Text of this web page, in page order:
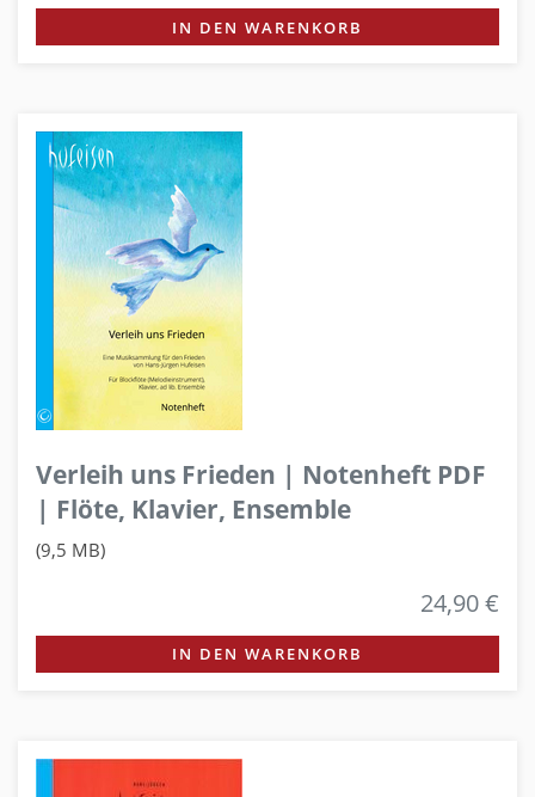
IN DEN WARENKORB
Verleih uns Frieden | Notenheft PDF
| Flöte, Klavier, Ensemble
(9,5 MB)
24,90 €
IN DEN WARENKORB